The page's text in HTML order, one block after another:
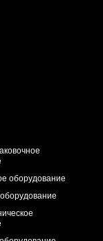
оборудование